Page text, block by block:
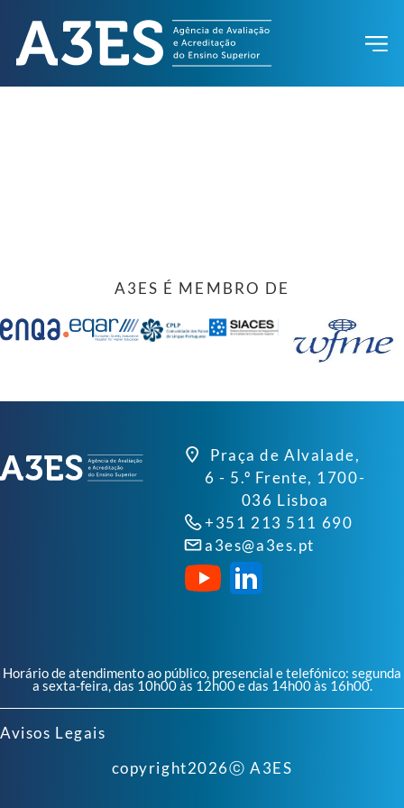
A3ES É MEMBRO DE
Praça de Alvalade,
6 - 5.º Frente, 1700-
036 Lisboa
+351 213 511 690
a3es@a3es.pt
Horário de atendimento ao público, presencial e telefónico: segunda
a sexta-feira, das 10h00 às 12h00 e das 14h00 às 16h00.
Avisos Legais
copyright2026ⓒ A3ES